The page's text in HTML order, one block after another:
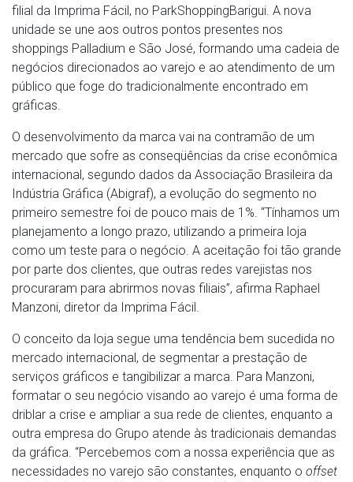
filial da Imprima Fácil, no ParkShoppingBarigui. A nova
unidade se une aos outros pontos presentes nos
shoppings Palladium e São José, formando uma cadeia de
negócios direcionados ao varejo e ao atendimento de um
público que foge do tradicionalmente encontrado em
gráficas.
O desenvolvimento da marca vai na contramão de um
mercado que sofre as conseqüências da crise econômica
internacional, segundo dados da Associação Brasileira da
Indústria Gráfica (Abigraf), a evolução do segmento no
primeiro semestre foi de pouco mais de 1%. “Tínhamos um
planejamento a longo prazo, utilizando a primeira loja
como um teste para o negócio. A aceitação foi tão grande
por parte dos clientes, que outras redes varejistas nos
procuraram para abrirmos novas filiais”, afirma Raphael
Manzoni, diretor da Imprima Fácil.
O conceito da loja segue uma tendência bem sucedida no
mercado internacional, de segmentar a prestação de
serviços gráficos e tangibilizar a marca. Para Manzoni,
formatar o seu negócio visando ao varejo é uma forma de
driblar a crise e ampliar a sua rede de clientes, enquanto a
outra empresa do Grupo atende às tradicionais demandas
da gráfica. “Percebemos com a nossa experiência que as
necessidades no varejo são constantes, enquanto o offset